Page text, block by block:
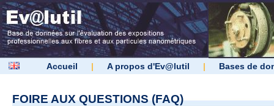
Accueil | A propos d'Ev@lutil | Bases de
FOIRE AUX QUESTIONS (FAQ)